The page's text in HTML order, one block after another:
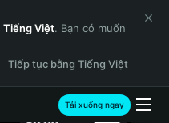
Tiếng Việt. Bạn có muốn
Tiếp tục bằng Tiếng Việt
Tải xuống ngay